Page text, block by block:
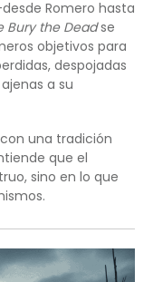
Romero hasta
Bury the Deadse
objetivos para
despojadas
a su
una tradición
que el
sino en lo que